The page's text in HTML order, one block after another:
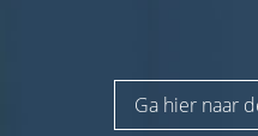
Ga hier naar